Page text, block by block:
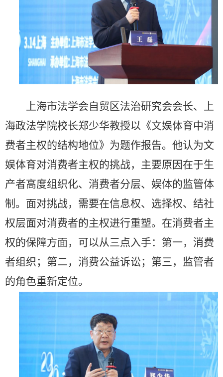
上海市法学会自贸区法治研究会会长、上
海政法学院校长郑少华教授以《文娱体育中消
费者主权的结构地位》为题作报告。他认为文
娱体育对消费者主权的挑战，主要原因在于生
产者高度组织化、消费者分层、娱体的监管体
制。面对挑战，需要在信息权、选择权、结社
权层面对消费者的主权进行重塑。在消费者主
权的保障方面，可以从三点入手：第一，消费
者组织；第二，消费公益诉讼；第三，监管者
的角色重新定位。